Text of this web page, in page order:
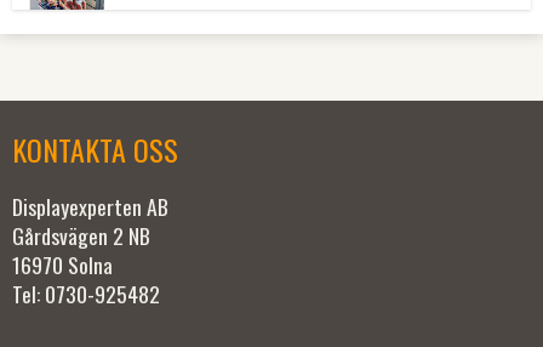
KONTAKTA OSS
Displayexperten AB
Gårdsvägen 2 NB
16970 Solna
Tel: 0730-925482